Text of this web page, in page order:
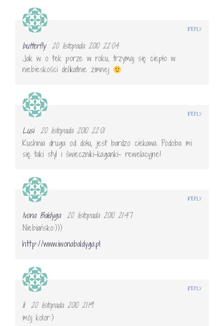
butterfly 20 listopada 2010 22:04
Jak w o tek porze w roku, trzymaj się ciepło w
niebieskości delikatnie zimnej
REPLY
Lusi 20 listopada 2010 22:01
Kuchnia druga od dołu, jest bardzo ciekawa. Podoba mi
się taki styl i świeczniki-kaganki- rewelacyjne!
REPLY
Ivona Bałdyga 20 listopada 2010 21:47
Niebiańsko:)))
http://www.iwonabaldyga.pl
REPLY
li 20 listopada 2010 21:19
mój kolor:)
REPLY